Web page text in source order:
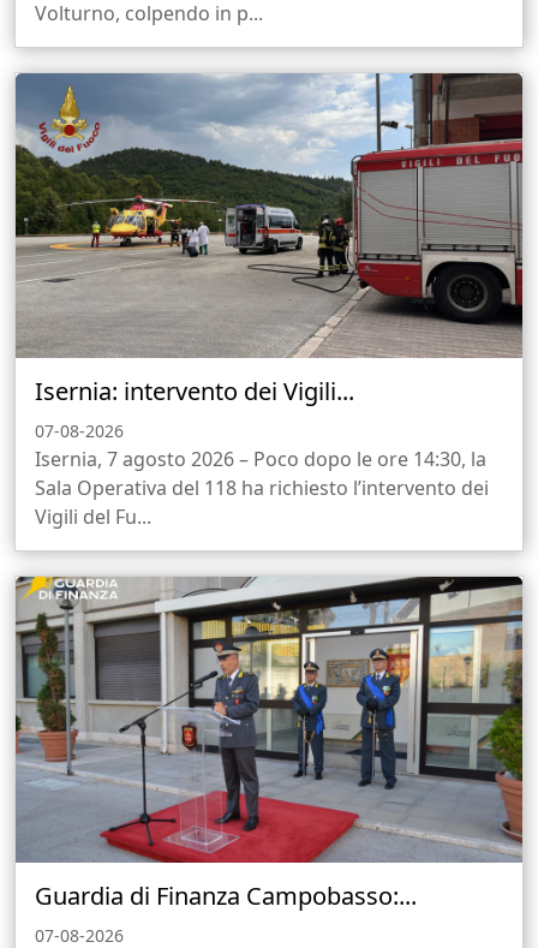
Volturno, colpendo in p...
Isernia: intervento dei Vigili...
07-08-2026
Isernia, 7 agosto 2026 – Poco dopo le ore 14:30, la
Sala Operativa del 118 ha richiesto l’intervento dei
Vigili del Fu...
Guardia di Finanza Campobasso:...
07-08-2026